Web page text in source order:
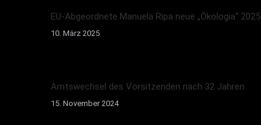
EU-Abgeordnete Manuela Ripa neue „Ökologia“ 2025
10. März 2025
Amtswechsel des Vorsitzenden nach 32 Jahren
15. November 2024